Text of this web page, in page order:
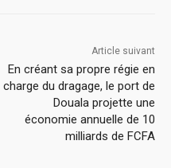
Article suivant
En créant sa propre régie en
charge du dragage, le port de
Douala projette une
économie annuelle de 10
milliards de FCFA